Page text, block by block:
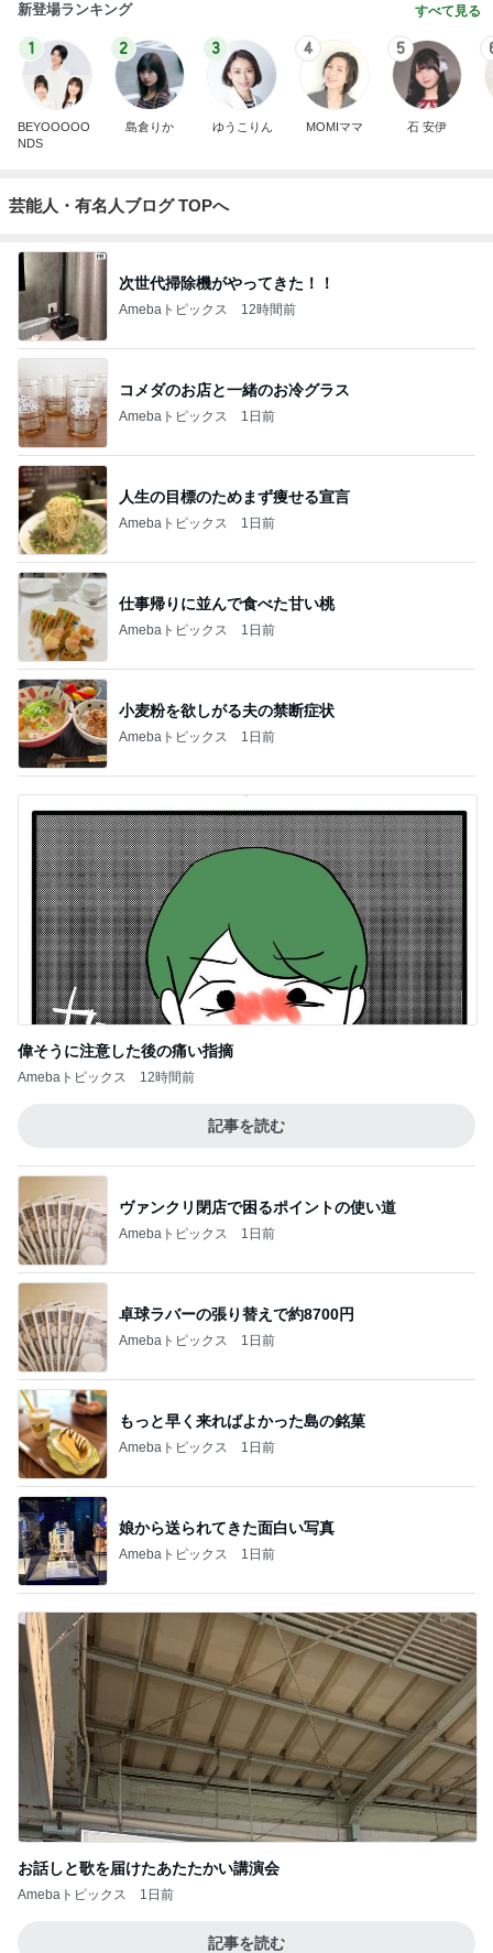
新登場ランキング すべて見る
1
BEYOOOOO
NDS
2
島倉りか
3
ゆうこりん
4
MOMIママ
5
石 安伊
芸能人・有名人ブログ TOPへ
次世代掃除機がやってきた！！
Amebaトピックス 12時間前
コメダのお店と一緒のお冷グラス
Amebaトピックス 1日前
人生の目標のためまず痩せる宣言
Amebaトピックス 1日前
仕事帰りに並んで食べた甘い桃
Amebaトピックス 1日前
小麦粉を欲しがる夫の禁断症状
Amebaトピックス 1日前
偉そうに注意した後の痛い指摘
Amebaトピックス 12時間前
記事を読む
ヴァンクリ閉店で困るポイントの使い道
Amebaトピックス 1日前
卓球ラバーの張り替えで約8700円
Amebaトピックス 1日前
もっと早く来ればよかった島の銘菓
Amebaトピックス 1日前
娘から送られてきた面白い写真
Amebaトピックス 1日前
お話しと歌を届けたあたたかい講演会
Amebaトピックス 1日前
記事を読む